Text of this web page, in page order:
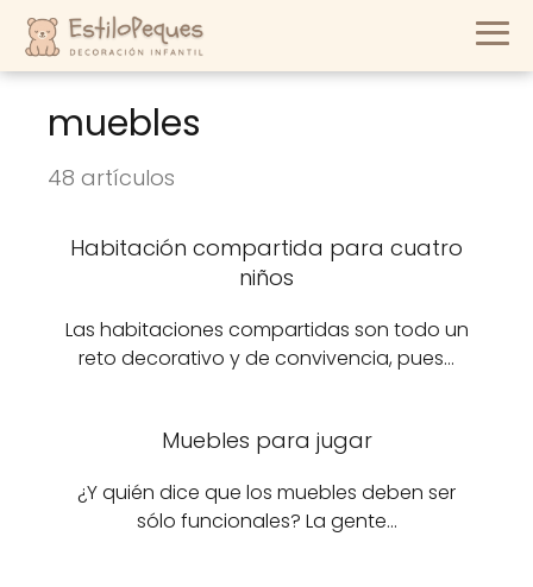
muebles
48 artículos
Habitación compartida para cuatro
niños
Las habitaciones compartidas son todo un
reto decorativo y de convivencia, pues…
Muebles para jugar
¿Y quién dice que los muebles deben ser
sólo funcionales? La gente…